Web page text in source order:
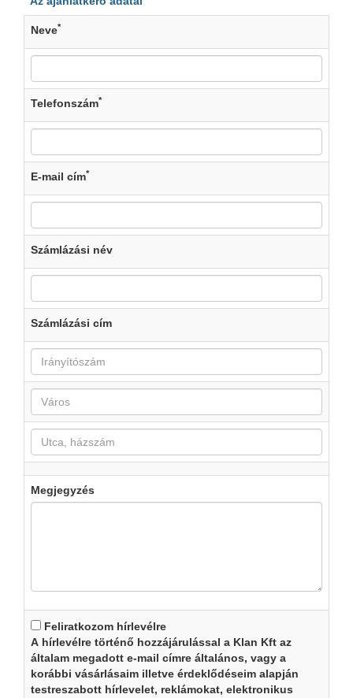
Neve*
Telefonszám*
E-mail cím*
Számlázási név
Számlázási cím
Megjegyzés
Feliratkozom hírlevélre
A hírlevélre történő hozzájárulással a Klan Kft az
általam megadott e-mail címre általános, vagy a
korábbi vásárlásaim illetve érdeklődéseim alapján
testreszabott hírlevelet, reklámokat, elektronikus